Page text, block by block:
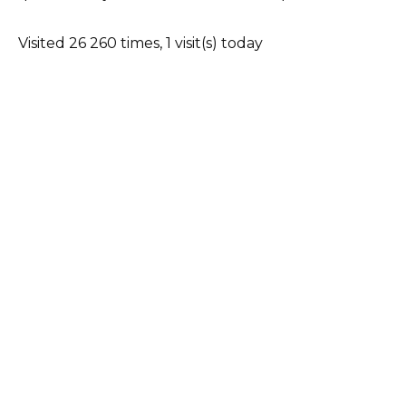
Visited 26 260 times, 1 visit(s) today